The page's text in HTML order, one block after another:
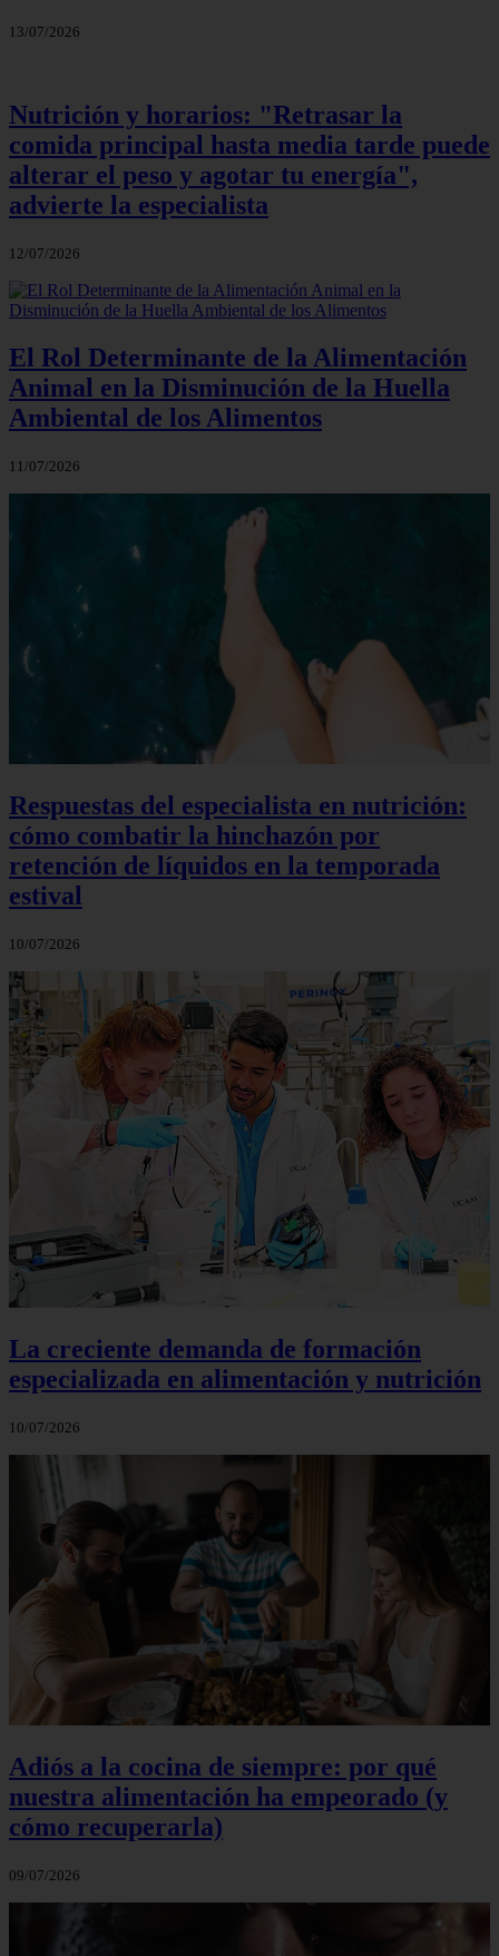
13/07/2026
Nutrición y horarios: "Retrasar la
comida principal hasta media tarde puede
alterar el peso y agotar tu energía",
advierte la especialista
12/07/2026
El Rol Determinante de la Alimentación
Animal en la Disminución de la Huella
Ambiental de los Alimentos
11/07/2026
Respuestas del especialista en nutrición:
cómo combatir la hinchazón por
retención de líquidos en la temporada
estival
10/07/2026
La creciente demanda de formación
especializada en alimentación y nutrición
10/07/2026
Adiós a la cocina de siempre: por qué
nuestra alimentación ha empeorado (y
cómo recuperarla)
09/07/2026